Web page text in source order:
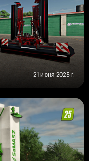
21 июня 2025 г.